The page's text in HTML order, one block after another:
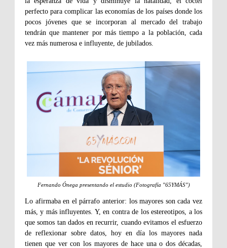
perfecto para complicar las economías de los países donde los
pocos jóvenes que se incorporan al mercado del trabajo
tendrán que mantener por más tiempo a la población, cada
vez más numerosa e influyente, de jubilados.
Fernando Ónega presentando el estudio (Fotografía "65YMÁS")
Lo afirmaba en el párrafo anterior: los mayores son cada vez
más, y más influyentes. Y, en contra de los estereotipos, a los
que somos tan dados en recurrir, cuando evitamos el esfuerzo
de reflexionar sobre datos, hoy en día los mayores nada
tienen que ver con los mayores de hace una o dos décadas,